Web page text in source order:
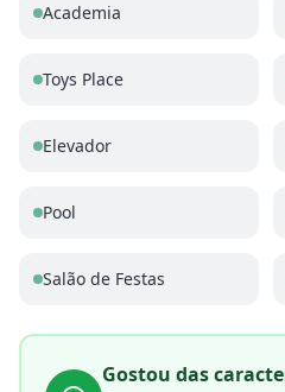
Academia
Toys Place
Elevador
Pool
Salão de Festas
Gostou das